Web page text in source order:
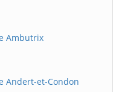
Ambutrix
Andert-et-Condon